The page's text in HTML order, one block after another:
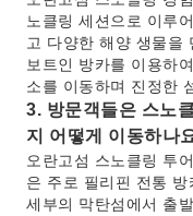
노클링 세션으로 이루
고 다양한 해양 생물을
보트인 방카를 이용하
소를 이동하며 진정한
3. 방문객들은 스노
지 어떻게 이동하나
오란고섬 스노클링 투
은 주로 필리핀 전통
세부의 막탄섬에서 출